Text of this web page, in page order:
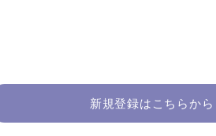
新規登録はこちらから